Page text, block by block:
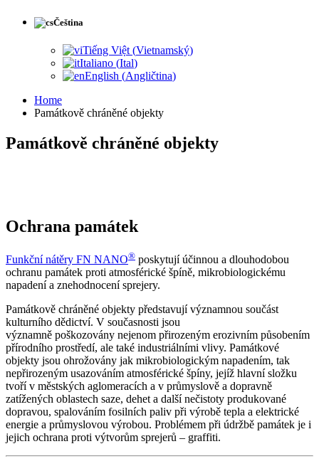
Čeština
Tiếng Việt (Vietnamský)
Italiano (Ital)
English (Angličtina)
Home
Památkově chráněné objekty
Památkově chráněné objekty
Ochrana památek
Funkční nátěry FN NANO® poskytují účinnou a dlouhodobou
ochranu památek proti atmosférické špíně, mikrobiologickému
napadení a znehodnocení sprejery.
Památkově chráněné objekty představují významnou součást
kulturního dědictví. V současnosti jsou
významně poškozovány nejenom přirozeným erozivním působením
přírodního prostředí, ale také industriálními vlivy. Památkové
objekty jsou ohrožovány jak mikrobiologickým napadením, tak
nepřirozeným usazováním atmosférické špíny, jejíž hlavní složku
tvoří v městských aglomeracích a v průmyslově a dopravně
zatížených oblastech saze, dehet a další nečistoty produkované
dopravou, spalováním fosilních paliv při výrobě tepla a elektrické
energie a průmyslovou výrobou. Problémem při údržbě památek je i
jejich ochrana proti výtvorům sprejerů – graffiti.